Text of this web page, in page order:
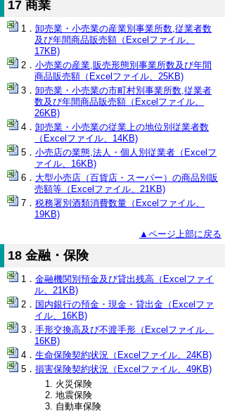
17 商業
卸売業・小売業の産業別事業所数,従業者数
及び年間商品販売額（Excelファイル、
17KB)
小売業の産業,販売形態別事業所数及び年間
商品販売額（Excelファイル、25KB)
卸売業・小売業の市町村別事業所数,従業者
数及び年間商品販売額（Excelファイル、
26KB)
卸売業・小売業の従業上の地位別従業者数
（Excelファイル、14KB)
小売店の業態,法人・個人別従業者（Excelフ
ァイル、16KB)
大型小売店（百貨店・スーパー）の商品別販
売額等（Excelファイル、21KB)
税務署別酒類消費数量（Excelファイル、
19KB)
▲ページ上部に戻る
18 金融・保険
金融機関別預金及び貸出残高（Excelファイ
ル、21KB)
国内銀行の預金・現金・貸出金（Excelファ
イル、16KB)
手形交換高及び不渡手形（Excelファイル、
16KB)
生命保険契約状況（Excelファイル、24KB)
損害保険契約状況（Excelファイル、49KB)
火災保険
地震保険
自動車保険